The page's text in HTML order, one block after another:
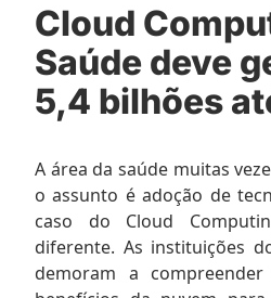
Cloud
Saúde deve
5,4 bilhões
A área da saúde muitas
o assunto é adoção de
caso do Cloud
diferente. As instituições
demoram a